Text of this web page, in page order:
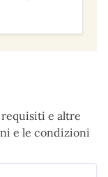
e altre
e le condizioni